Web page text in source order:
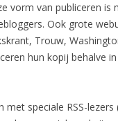
vorm van publiceren is
Ook grote
Trouw,
hun kopij behalve
met speciale RSS-lezers